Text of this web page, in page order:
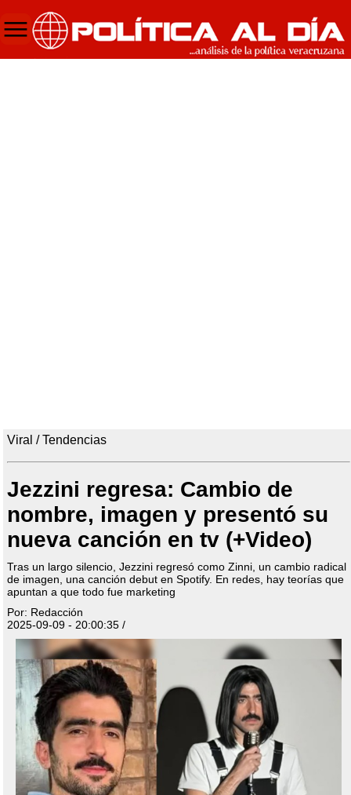
Viral / Tendencias
Jezzini regresa: Cambio de
nombre, imagen y presentó su
nueva canción en tv (+Video)
Tras un largo silencio, Jezzini regresó como Zinni, un cambio radical
de imagen, una canción debut en Spotify. En redes, hay teorías que
apuntan a que todo fue marketing
Por: Redacción
2025-09-09 - 20:00:35 /